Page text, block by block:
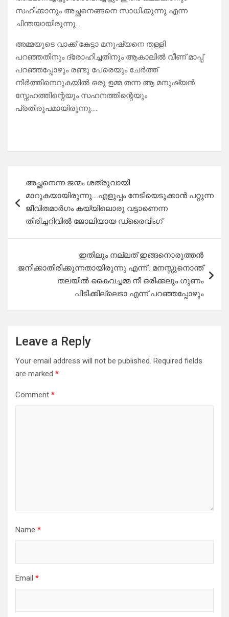
സഹിക്കാനും അച്ഛനെങ്ങനെ സാധിക്കുന്നു എന്ന
ചിന്തയായിരുന്നു…
അമ്മയുടെ വാക്ക് കേട്ടാ മനുഷ്യനെ തള്ളി
പറഞ്ഞതിനും ദ്രോഹിച്ചതിനും ആകാലിൽ വീണ് മാപ്പ്
പറഞ്ഞപ്പോഴും രണ്ടു പേരെയും ചേർത്ത്
നിർത്തിനെറുകയിൽ ഒരു ഉമ്മ തന്ന ആ മനുഷ്യൻ
സ്നേഹത്തിന്റെയും സഹനത്തിന്റെയും
പ്രതിരൂപമായിരുന്നു…..
navigation
അച്ഛനെന്ന ജന്മം ശത്രുവായി
മാറുകയായിരുന്നു….എളുപ്പം നേടിയെടുക്കാൻ പറ്റുന്ന
ജീവിതമാർഗം കയ്യിലൊരു വട്ടാണെന്ന
തിരിച്ചറിവിൽ ജോലിയായ ഡ്രൈവിംഗ്
ഇതിലും നല്ലത് ഇങ്ങനൊരുത്തൻ
ജനിക്കാതിരിക്കുന്നതായിരുന്നു എന്ന്.. മനസ്സുനൊന്ത്
തലയിൽ കൈവച്ചമ്മ നീ ഒരിക്കലും ഗുണം
പിടിക്കില്ലെടാ എന്ന് പറഞ്ഞപ്പോഴും
Leave a Reply
Your email address will not be published. Required fields
are marked *
Comment *
Name *
Email *